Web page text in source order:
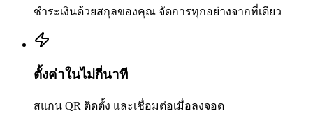
ชำระเงินด้วยสกุลของคุณ จัดการทุกอย่างจากที่เดียว
ตั้งค่าในไม่กี่นาที
สแกน QR ติดตั้ง และเชื่อมต่อเมื่อลงจอด